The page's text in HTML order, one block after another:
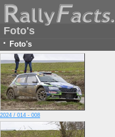
Foto's
· Foto's
2024 / 014 - 008